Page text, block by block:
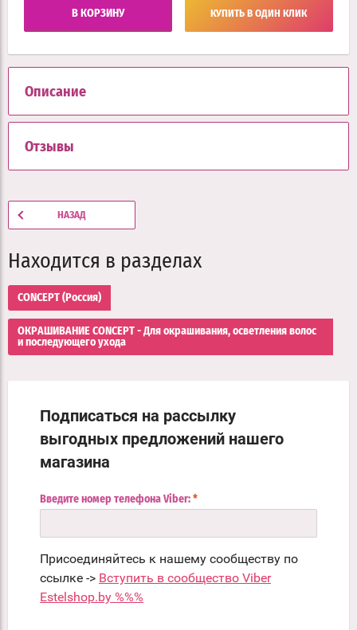
В КОРЗИНУ КУПИТЬ В ОДИН КЛИК
Описание
Отзывы
НАЗАД
Находится в разделах
CONCEPT (Россия)
ОКРАШИВАНИЕ CONCEPT - Для окрашивания, осветления волос
и последующего ухода
Подписаться на рассылку
выгодных предложений нашего
магазина
Введите номер телефона Viber: *
Присоединяйтесь к нашему сообществу по
ссылке -> Вступить в сообщество Viber
Estelshop.by %%%